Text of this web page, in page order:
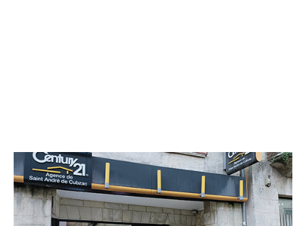
CENTURY 21 Estuaire
97 rue Nationale
ST ANDRE DE CUBZAC - 33240